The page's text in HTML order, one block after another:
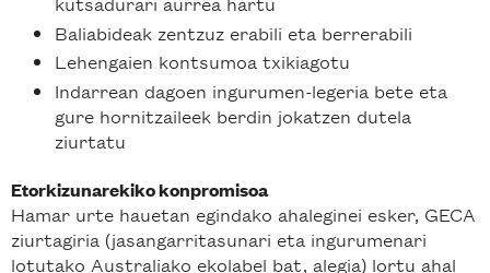
Baliabideak zentzuz erabili eta berrerabili
Lehengaien kontsumoa txikiagotu
Indarrean dagoen ingurumen-legeria bete eta
gure hornitzaileek berdin jokatzen dutela
ziurtatu
Etorkizunarekiko konpromisoa
Hamar urte hauetan egindako ahaleginei esker, GECA
ziurtagiria (jasangarritasunari eta ingurumenari
lotutako Australiako ekolabel bat, alegia) lortu ahal